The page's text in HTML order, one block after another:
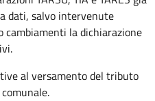
dati, salvo intervenute
cambiamenti la dichiarazione
al versamento del tributo